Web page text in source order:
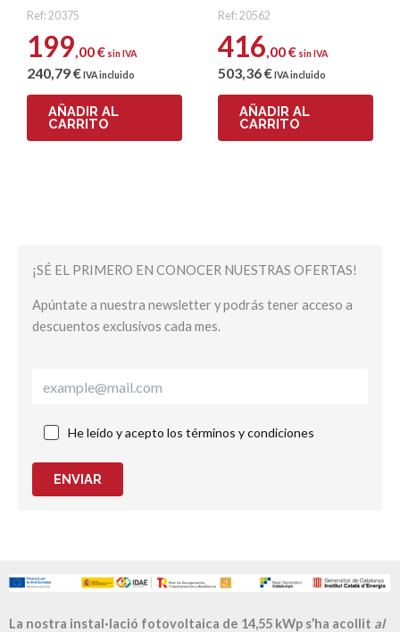
Ref: 20375
199,00€ sin IVA
240,79€ IVA incluido
AÑADIR AL
CARRITO
Ref: 20562
416,00€ sin IVA
503,36€ IVA incluido
AÑADIR AL
CARRITO
¡SÉ EL PRIMERO EN CONOCER NUESTRAS OFERTAS!
Apúntate a nuestra newsletter y podrás tener acceso a
descuentos exclusivos cada mes.
He leído y acepto los términos y condiciones
ENVIAR
La nostra instal·lació fotovoltaica de 14,55 kWp s’ha acollit al